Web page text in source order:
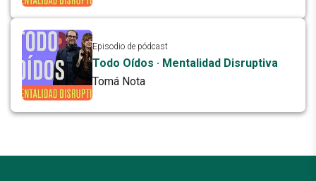
Episodio de pódcast
Todo Oídos · Mentalidad Disruptiva
Tomá Nota